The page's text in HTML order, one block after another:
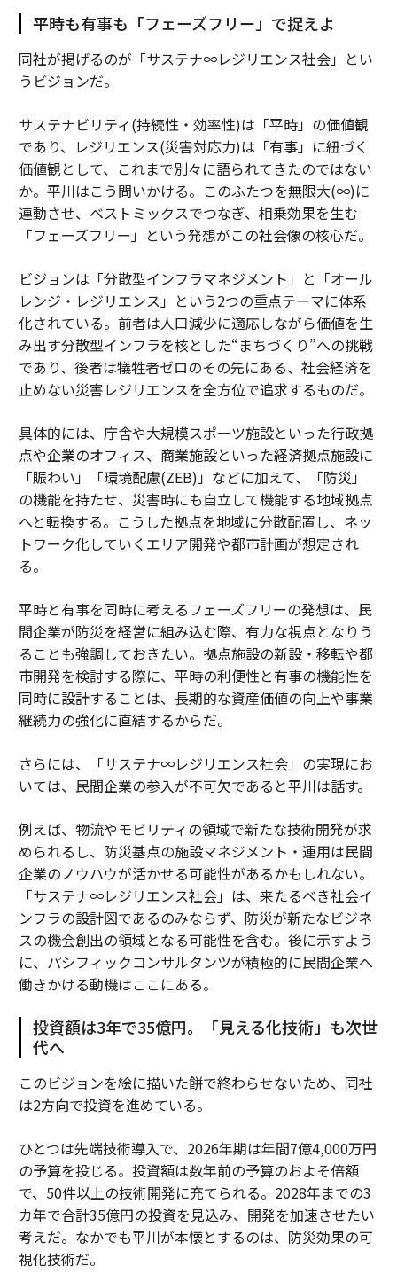
平時も有事も「フェーズフリー」で捉えよ
同社が掲げるのが「サステナ∞レジリエンス社会」とい
うビジョンだ。
サステナビリティ(持続性・効率性)は「平時」の価値観
であり、レジリエンス(災害対応力)は「有事」に紐づく
価値観として、これまで別々に語られてきたのではない
か。平川はこう問いかける。このふたつを無限大(∞)に
連動させ、ベストミックスでつなぎ、相乗効果を生む
「フェーズフリー」という発想がこの社会像の核心だ。
ビジョンは「分散型インフラマネジメント」と「オール
レンジ・レジリエンス」という2つの重点テーマに体系
化されている。前者は人口減少に適応しながら価値を生
み出す分散型インフラを核とした“まちづくり”への挑戦
であり、後者は犠牲者ゼロのその先にある、社会経済を
止めない災害レジリエンスを全方位で追求するものだ。
具体的には、庁舎や大規模スポーツ施設といった行政拠
点や企業のオフィス、商業施設といった経済拠点施設に
「賑わい」「環境配慮(ZEB)」などに加えて、「防災」
の機能を持たせ、災害時にも自立して機能する地域拠点
へと転換する。こうした拠点を地域に分散配置し、ネッ
トワーク化していくエリア開発や都市計画が想定され
る。
平時と有事を同時に考えるフェーズフリーの発想は、民
間企業が防災を経営に組み込む際、有力な視点となりう
ることも強調しておきたい。拠点施設の新設・移転や都
市開発を検討する際に、平時の利便性と有事の機能性を
同時に設計することは、長期的な資産価値の向上や事業
継続力の強化に直結するからだ。
さらには、「サステナ∞レジリエンス社会」の実現にお
いては、民間企業の参入が不可欠であると平川は話す。
例えば、物流やモビリティの領域で新たな技術開発が求
められるし、防災基点の施設マネジメント・運用は民間
企業のノウハウが活かせる可能性があるかもしれない。
「サステナ∞レジリエンス社会」は、来たるべき社会イ
ンフラの設計図であるのみならず、防災が新たなビジネ
スの機会創出の領域となる可能性を含む。後に示すよう
に、パシフィックコンサルタンツが積極的に民間企業へ
働きかける動機はここにある。
投資額は3年で35億円。「見える化技術」も次世
代へ
このビジョンを絵に描いた餅で終わらせないため、同社
は2方向で投資を進めている。
ひとつは先端技術導入で、2026年期は年間7億4,000万円
の予算を投じる。投資額は数年前の予算のおよそ倍額
で、50件以上の技術開発に充てられる。2028年までの3
カ年で合計35億円の投資を見込み、開発を加速させたい
考えだ。なかでも平川が本懐とするのは、防災効果の可
視化技術だ。